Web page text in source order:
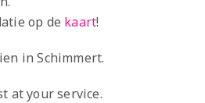
op de kaart!
in Schimmert.
at your service.